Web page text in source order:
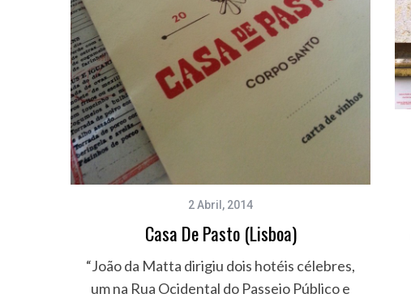
2 Abril, 2014
Casa De Pasto (Lisboa)
“João da Matta dirigiu dois hotéis célebres,
um na Rua Ocidental do Passeio Público e